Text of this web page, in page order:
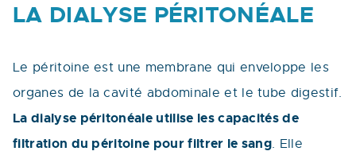
LA DIALYSE PÉRITONÉALE
Le péritoine est une membrane qui enveloppe les
organes de la cavité abdominale et le tube digestif.
La dialyse péritonéale utilise les capacités de
filtration du péritoine pour filtrer le sang. Elle